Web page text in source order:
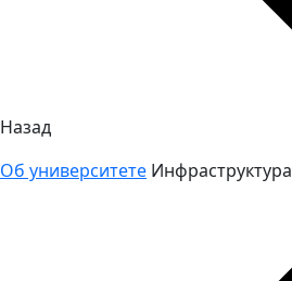
Назад
Об университете Инфраструктура